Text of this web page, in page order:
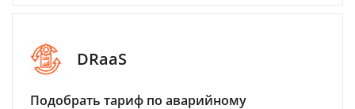
DRaaS
Подобрать тариф по аварийному